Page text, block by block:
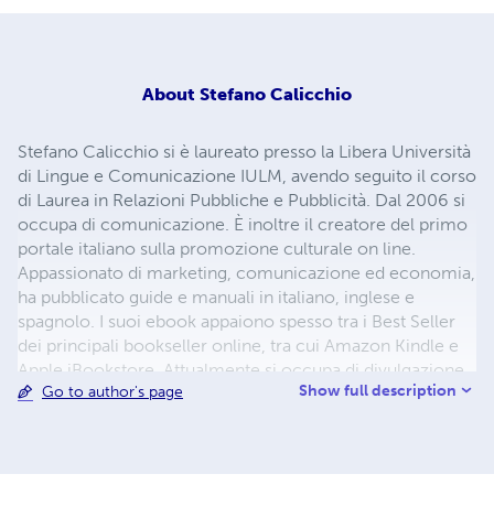
About Stefano Calicchio
Stefano Calicchio si è laureato presso la Libera Università
di Lingue e Comunicazione IULM, avendo seguito il corso
di Laurea in Relazioni Pubbliche e Pubblicità. Dal 2006 si
occupa di comunicazione. È inoltre il creatore del primo
portale italiano sulla promozione culturale on line.
Appassionato di marketing, comunicazione ed economia,
ha pubblicato guide e manuali in italiano, inglese e
spagnolo. I suoi ebook appaiono spesso tra i Best Seller
dei principali bookseller online, tra cui Amazon Kindle e
Apple iBookstore. Attualmente si occupa di divulgazione
scientifica indipendente come fautore di un approccio
Go to author's page Show full description